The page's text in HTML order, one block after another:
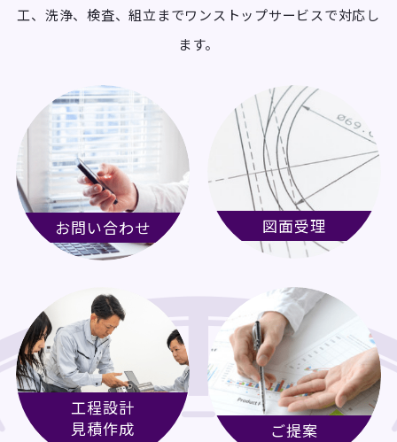
工、洗浄、検査、組立までワンストップサービスで対応し
ます。
お問い合わせ 図面受理
工程設計
見積作成
ご提案